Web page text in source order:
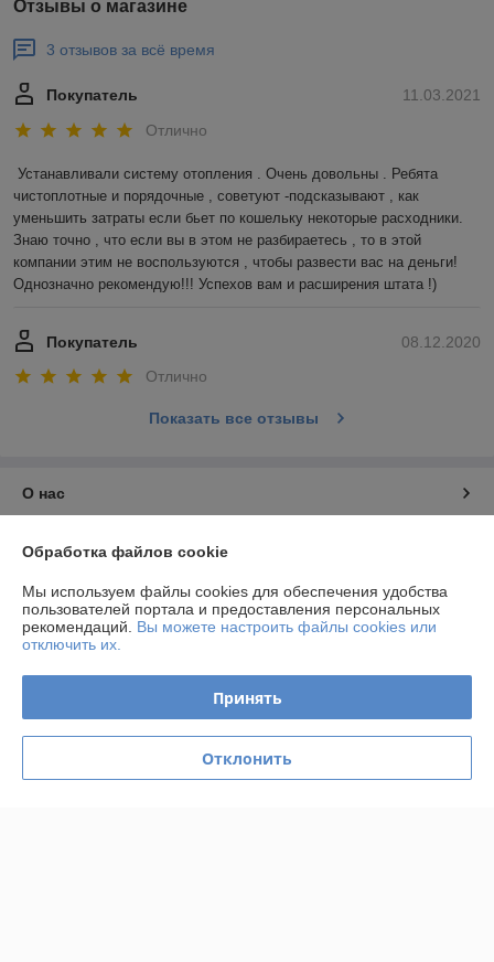
Отзывы о магазине
3 отзывов за всё время
11.03.2021
Покупатель
Отлично
Устанавливали систему отопления . Очень довольны . Ребята
чистоплотные и порядочные , советуют -подсказывают , как
уменьшить затраты если бьет по кошельку некоторые расходники.
Знаю точно , что если вы в этом не разбираетесь , то в этой
компании этим не воспользуются , чтобы развести вас на деньги!
Однозначно рекомендую!!! Успехов вам и расширения штата !)
08.12.2020
Покупатель
Отлично
Показать все отзывы
О нас
Контакты
Доставка и оплата
График работы
Политика обработки cookies
Обработка файлов cookie
Мы используем файлы cookies для обеспечения удобства
пользователей портала и предоставления персональных
рекомендаций. Вы можете настроить файлы cookies или
отключить их.
Принять
Отклонить